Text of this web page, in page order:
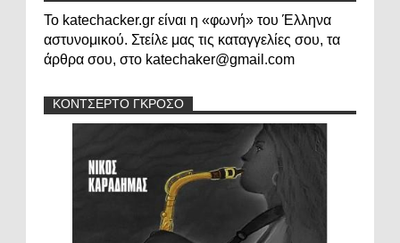
Το katechacker.gr είναι η «φωνή» του Έλληνα
αστυνομικού. Στείλε μας τις καταγγελίες σου, τα
άρθρα σου, στο katechaker@gmail.com
ΚΟΝΤΣΕΡΤΟ ΓΚΡΟΣΟ